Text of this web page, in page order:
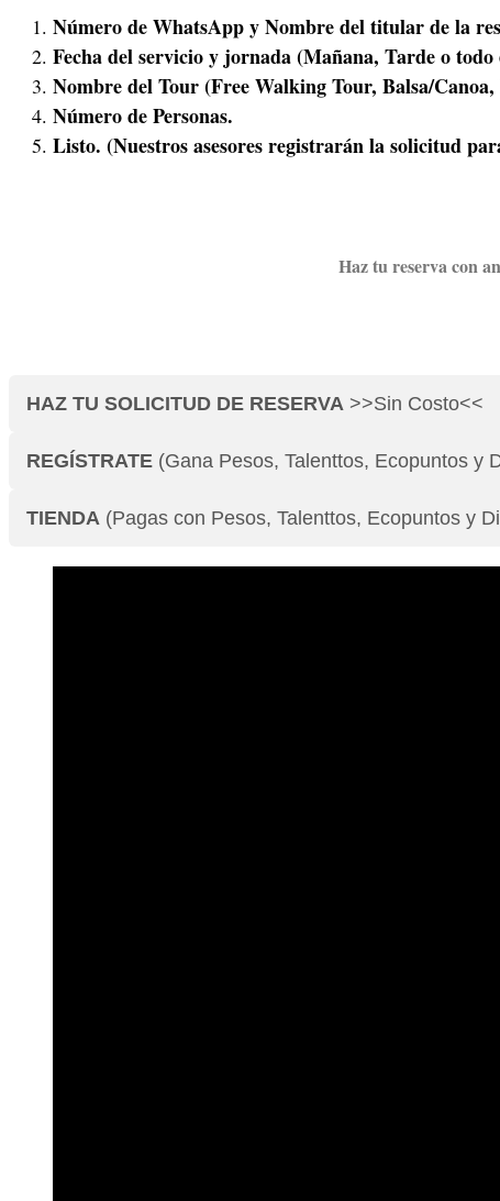
Número de WhatsApp y Nombre del titular de la
Fecha del servicio y jornada (Mañana, Tarde o todo
Nombre del Tour (Free Walking Tour, Balsa/Canoa,
Número de Personas.
Listo. (Nuestros asesores registrarán la solicitud
Haz tu reserva con
HAZ TU SOLICITUD DE RESERVA >>Sin Costo<<
REGÍSTRATE (Gana Pesos, Talenttos, Ecopuntos y
TIENDA (Pagas con Pesos, Talenttos, Ecopuntos y